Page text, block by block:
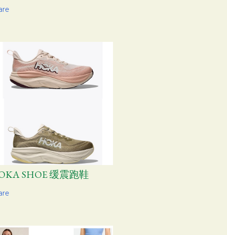
SHOE 缓震跑鞋